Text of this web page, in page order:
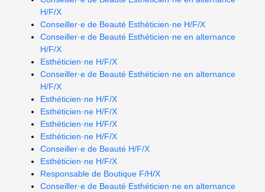
H/F/X
Conseiller·e de Beauté Esthéticien·ne H/F/X
Conseiller·e de Beauté Esthéticien·ne en alternance
H/F/X
Esthéticien·ne H/F/X
Conseiller·e de Beauté Esthéticien·ne en alternance
H/F/X
Esthéticien·ne H/F/X
Esthéticien·ne H/F/X
Esthéticien·ne H/F/X
Esthéticien·ne H/F/X
Conseiller·e de Beauté H/F/X
Esthéticien·ne H/F/X
Responsable de Boutique F/H/X
Conseiller·e de Beauté Esthéticien·ne en alternance